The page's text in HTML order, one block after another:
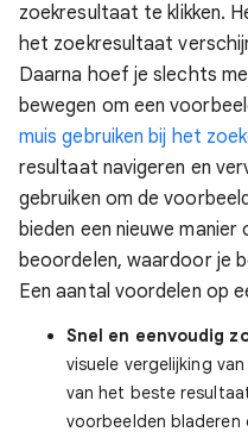
zoekresultaat te klikken.
het zoekresultaat
Daarna hoef je slechts
bewegen om een
muis gebruiken bij het
resultaat navigeren en
gebruiken om de
bieden een nieuwe
beoordelen, waardoor je
Een aantal voordelen op
Snel en eenvoudig
visuele vergelijking
van het beste
voorbeelden bladeren